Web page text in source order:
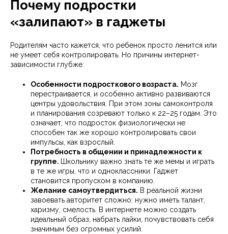
Почему подростки
«залипают» в гаджеты
Родителям часто кажется, что ребенок просто ленится или
не умеет себя контролировать. Но причины интернет-
зависимости глубже:
Особенности подросткового возраста. Мозг
перестраивается, и особенно активно развиваются
центры удовольствия. При этом зоны самоконтроля
и планирования созревают только к 22–25 годам. Это
означает, что подросток физиологически не
способен так же хорошо контролировать свои
импульсы, как взрослый.
Потребность в общении и принадлежности к
группе. Школьнику важно знать те же мемы и играть
в те же игры, что и одноклассники. Гаджет
становится пропуском в компанию.
Желание самоутвердиться. В реальной жизни
завоевать авторитет сложно: нужно иметь талант,
харизму, смелость. В интернете можно создать
идеальный образ, набрать лайки, почувствовать себя
значимым без огромных усилий.